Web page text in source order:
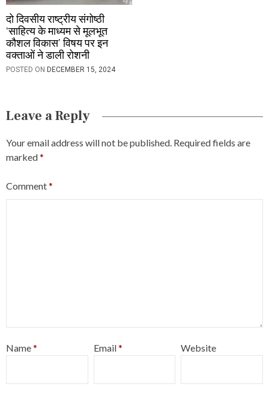
दो दिवसीय राष्ट्रीय संगोष्ठी
‘साहित्य के माध्यम से मूलभूत
कौशल विकास’ विषय पर इन
वक्ताओं ने डाली रोशनी
POSTED ON DECEMBER 15, 2024
Leave a Reply
Your email address will not be published. Required fields are
marked*
Comment*
Name* Email* Website